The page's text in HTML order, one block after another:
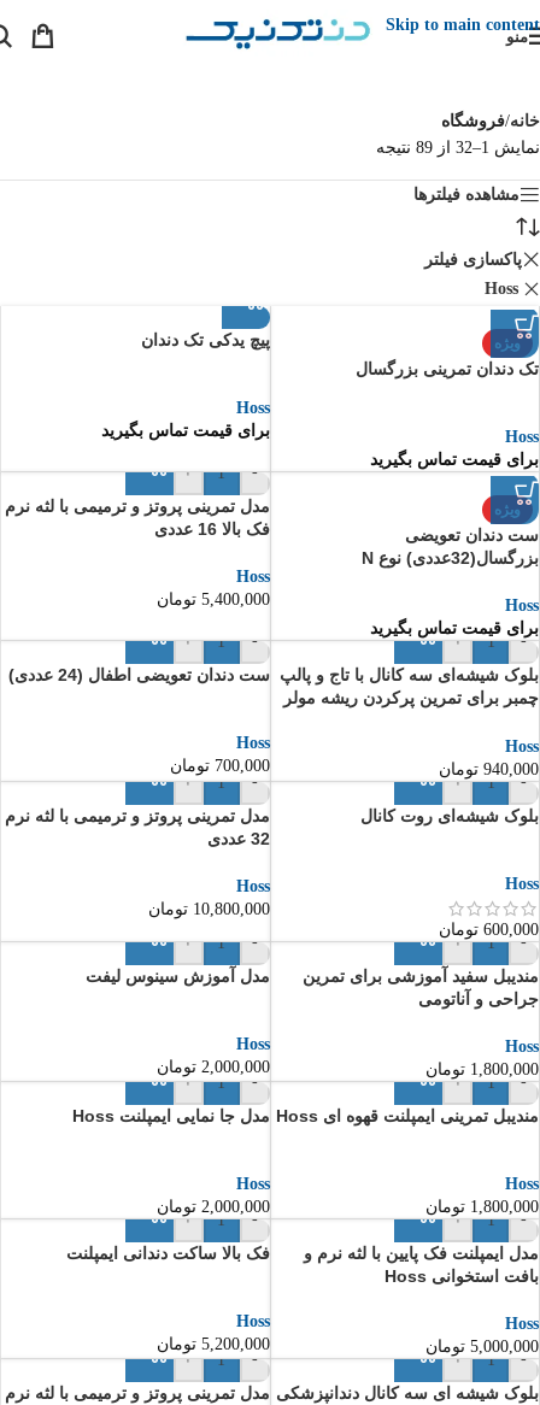
Skip to main content
منو
خانه/فروشگاه
نمایش 1–32 از 89 نتیجه
مشاهده فیلترها
پاکسازی فیلتر
Hoss
ویژه
تک دندان تمرینی بزرگسال
Hoss
برای قیمت تماس بگیرید
پیچ یدکی تک دندان
Hoss
برای قیمت تماس بگیرید
ویژه
ست دندان تعویضی
بزرگسال(32عددی) نوع N
Hoss
برای قیمت تماس بگیرید
-
+
مدل تمرینی پروتز و ترمیمی با لثه نرم
فک بالا 16 عددی
Hoss
5,400,000 تومان
-
+
بلوک شیشه‌ای سه کانال با تاج و پالپ
چمبر برای تمرین پرکردن ریشه مولر
Hoss
940,000 تومان
-
+
ست دندان تعویضی اطفال (24 عددی)
Hoss
700,000 تومان
-
+
بلوک شیشه‌ای روت کانال
Hoss
600,000 تومان
-
+
مدل تمرینی پروتز و ترمیمی با لثه نرم
32 عددی
Hoss
10,800,000 تومان
-
+
مندیبل سفید آموزشی برای تمرین
جراحی و آناتومی
Hoss
1,800,000 تومان
-
+
مدل آموزش سینوس لیفت
Hoss
2,000,000 تومان
-
+
مندیبل تمرینی ایمپلنت قهوه ای Hoss
Hoss
1,800,000 تومان
-
+
مدل جا نمایی ایمپلنت Hoss
Hoss
2,000,000 تومان
-
+
مدل ایمپلنت فک پایین با لثه نرم و
بافت استخوانی Hoss
Hoss
5,000,000 تومان
-
+
فک بالا ساکت دندانی ایمپلنت
Hoss
5,200,000 تومان
-
+
بلوک شیشه ای سه کانال دندانپزشکی
-
+
مدل تمرینی پروتز و ترمیمی با لثه نرم